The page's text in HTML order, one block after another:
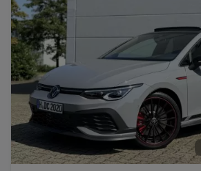
Range Rover Corvette